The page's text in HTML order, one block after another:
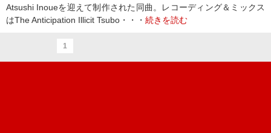
Atsushi Inoueを迎えて制作された同曲。レコーディング＆ミックス
はThe Anticipation Illicit Tsubo・・・ 続きを読む
1